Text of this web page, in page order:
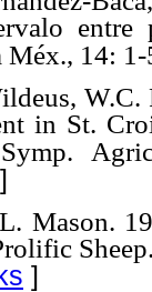
entre
Méx., 14: 1-
in St.
]
Mason.
]